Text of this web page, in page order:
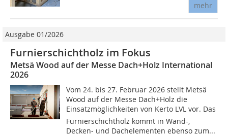
mehr
Ausgabe 01/2026
Furnierschichtholz im Fokus
Metsä Wood auf der Messe Dach+Holz International
2026
Vom 24. bis 27. Februar 2026 stellt Metsä
Wood auf der Messe Dach+Holz die
Einsatzmöglichkeiten von Kerto LVL vor. Das
Furnierschichtholz kommt in Wand-,
Decken- und Dachelementen ebenso zum...